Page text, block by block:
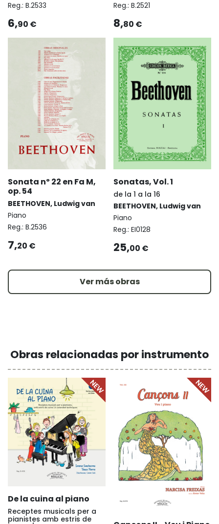
Reg.: B.2533
6,90 €
Reg.: B.2521
8,80 €
Sonata nº 22 en Fa M,
op. 54
BEETHOVEN, Ludwig van
Piano
Reg.: B.2536
7,20 €
Sonatas, Vol. 1
de la 1 a la 16
BEETHOVEN, Ludwig van
Piano
Reg.: EI0128
25,00 €
Ver más obras
Obras relacionadas por instrumento
De la cuina al piano
Receptes musicals per a
pianistes amb estris de